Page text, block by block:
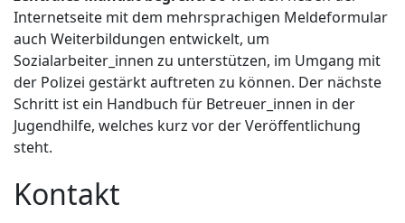
Internetseite mit dem mehrsprachigen Meldeformular
auch Weiterbildungen entwickelt, um
Sozialarbeiter_innen zu unterstützen, im Umgang mit
der Polizei gestärkt auftreten zu können. Der nächste
Schritt ist ein Handbuch für Betreuer_innen in der
Jugendhilfe, welches kurz vor der Veröffentlichung
steht.
Kontakt